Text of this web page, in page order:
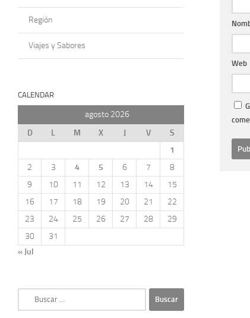
Web
Región
Viajes y Sabores
CALENDAR
agosto 2026
D
L M X J V
S
1
2
3 4 5 6 7
8
9
10 11 12 13 14
15
16
17 18 19 20 21
22
23
24 25 26 27 28
29
30
31
« Jul